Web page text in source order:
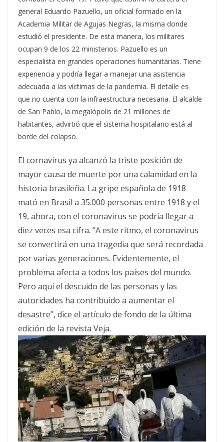
general Eduardo Pazuello, un oficial formado en la
Academia Militar de Agujas Negras, la misma donde
estudió el presidente. De esta manera, los militares
ocupan 9 de los 22 ministerios. Pazuello es un
especialista en grandes operaciones humanitarias. Tiene
experiencia y podría llegar a manejar una asistencia
adecuada a las víctimas de la pandemia. El detalle es
que no cuenta con la infraestructura necesaria. El alcalde
de San Pablo, la megalópolis de 21 millones de
habitantes, advirtió que el sistema hospitalario está al
borde del colapso.
El cornavirus ya alcanzó la triste posición de
mayor causa de muerte por una calamidad en la
historia brasileña. La gripe española de 1918
mató en Brasil a 35.000 personas entre 1918 y el
19, ahora, con el coronavirus se podría llegar a
diez veces esa cifra. “A este ritmo, el coronavirus
se convertirá en una tragedia que será recordada
por varias generaciones. Evidentemente, el
problema afecta a todos los países del mundo.
Pero aquí el descuido de las personas y las
autoridades ha contribuido a aumentar el
desastre”, dice el artículo de fondo de la última
edición de la revista Veja.